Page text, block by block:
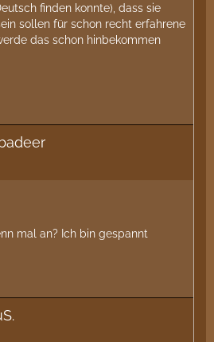
finden konnte), dass sie
sollen für schon recht erfahrene
das schon hinbekommen
mal an? Ich bin gespannt